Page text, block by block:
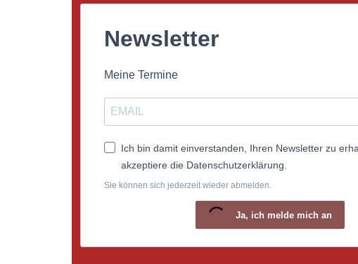
Newsletter
Meine Termine
Ich bin damit einverstanden, Ihren Newsletter zu
akzeptiere die Datenschutzerklärung.
Sie können sich jederzeit wieder abmelden.
Ja, ich melde mich an